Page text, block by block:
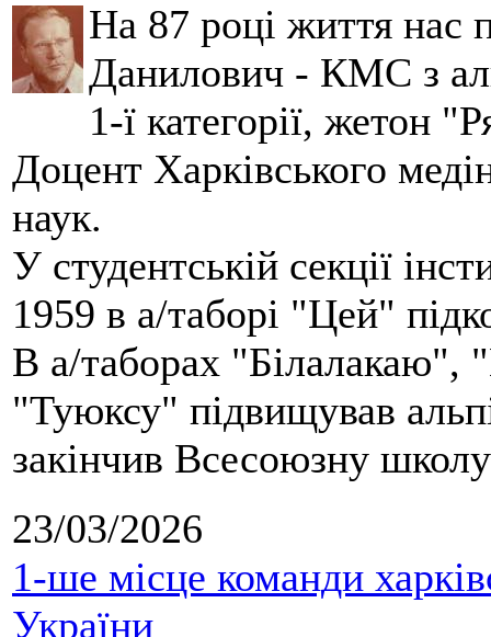
На 87 році життя нас
Данилович - КМС з
1-ї категорії, жетон
Доцент Харківського
наук.
У студентській секції
1959 в а/таборі "Цей"
В а/таборах "Білалакаю",
"Туюксу" підвищував
закінчив Всесоюзну
23/03/2026
1-ше місце команди
України